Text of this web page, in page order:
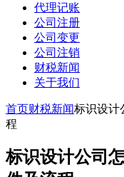
代理记账
公司注册
公司变更
公司注销
财税新闻
关于我们
首页财税新闻标识设计
程
标识设计公司